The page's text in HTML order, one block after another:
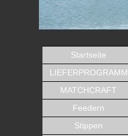
Startseite
LIEFERPROGRAMM
MATCHCRAFT
Feedern
Stippen